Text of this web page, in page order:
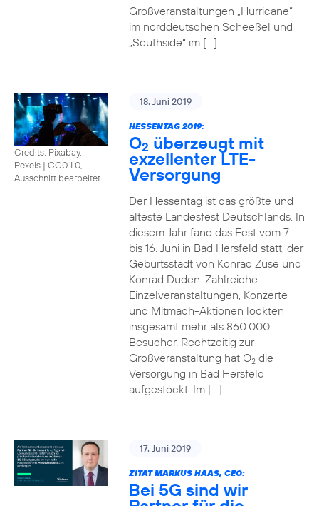
Großveranstaltungen „Hurricane“
im norddeutschen Scheeßel und
„Southside“ im […]
Credits: Pixabay,
Pexels | CC0 1.0,
Ausschnitt bearbeitet
18. Juni 2019
HESSENTAG 2019:
O2 überzeugt mit
exzellenter LTE-
Versorgung
Der Hessentag ist das größte und
älteste Landesfest Deutschlands. In
diesem Jahr fand das Fest vom 7.
bis 16. Juni in Bad Hersfeld statt, der
Geburtsstadt von Konrad Zuse und
Konrad Duden. Zahlreiche
Einzelveranstaltungen, Konzerte
und Mitmach-Aktionen lockten
insgesamt mehr als 860.000
Besucher. Rechtzeitig zur
Großveranstaltung hat O2die
Versorgung in Bad Hersfeld
aufgestockt. Im […]
17. Juni 2019
ZITAT MARKUS HAAS, CEO:
Bei 5G sind wir